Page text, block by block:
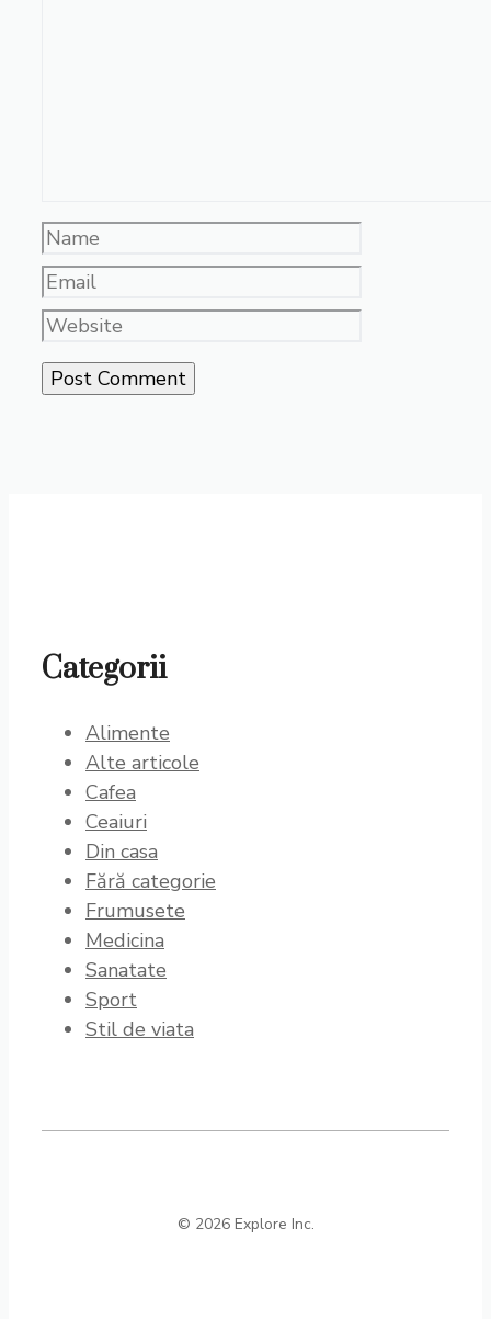
Name
Email
Website
Categorii
Alimente
Alte articole
Cafea
Ceaiuri
Din casa
Fără categorie
Frumusete
Medicina
Sanatate
Sport
Stil de viata
© 2026 Explore Inc.